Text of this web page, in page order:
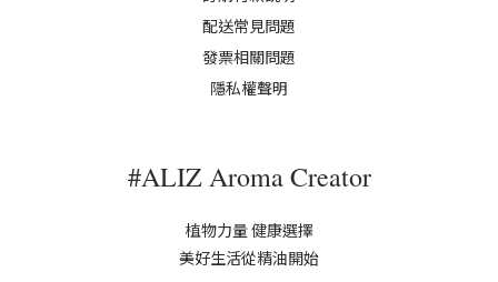
配送常見問題
發票相關問題
隱私權聲明
#ALIZ Aroma Creator
植物力量 健康選擇
美好生活從精油開始